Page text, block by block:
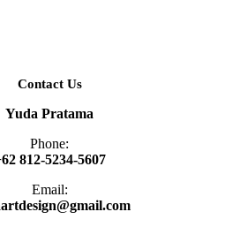
Contact Us
Yuda Pratama
Phone:
812-5234-5607
Email: